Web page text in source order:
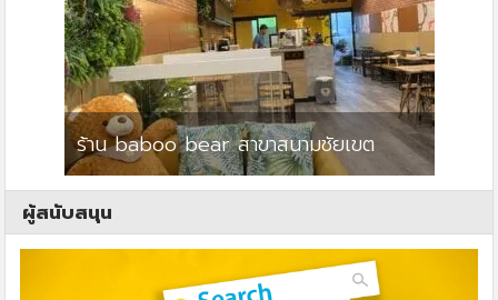
ร้าน baboo bear สาขาสนามชัยเขต
ผู้สนับสนุน